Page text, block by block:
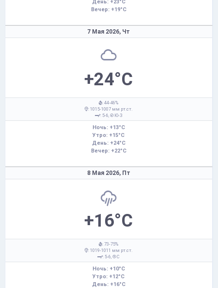
День: +23°C
Вечер: +19°C
7 Мая 2026, Чт
+24°C
: 44-46%
: 1015-1007 мм рт.ст.
: 5-6,
Ю-З
Ночь: +13°C
Утро: +15°C
День: +24°C
Вечер: +22°C
8 Мая 2026, Пт
+16°C
: 73-75%
: 1019-1011 мм рт.ст.
: 5-6,
С
Ночь: +10°C
Утро: +12°C
День: +16°C